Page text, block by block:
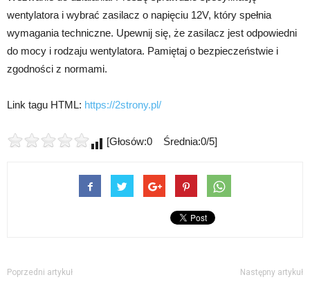
wentylatora i wybrać zasilacz o napięciu 12V, który spełnia
wymagania techniczne. Upewnij się, że zasilacz jest odpowiedni
do mocy i rodzaju wentylatora. Pamiętaj o bezpieczeństwie i
zgodności z normami.
Link tagu HTML: https://2strony.pl/
[Głosów:0 Średnia:0/5]
Poprzedni artykuł Następny artykuł